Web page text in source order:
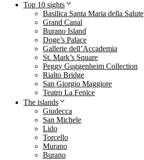
Top 10 sights
Basilica Santa Maria della Salute
Grand Canal
Burano Island
Doge’s Palace
Gallerie dell’Accademia
St. Mark’s Square
Peggy Guggenheim Collection
Rialto Bridge
San Giorgio Maggiore
Teatro La Fenice
The islands
Giudecca
San Michele
Lido
Torcello
Murano
Burano